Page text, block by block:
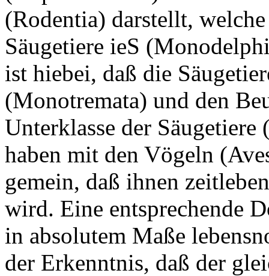
(Rodentia) darstellt,
Säugetiere ieS
ist hiebei, daß die
(Monotremata) und den
Unterklasse der
haben mit den Vögeln
gemein, daß ihnen
wird. Eine entsprechende
in absolutem Maße
der Erkenntnis, daß der